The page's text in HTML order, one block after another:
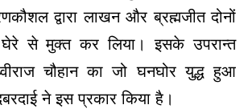
द्वारा लाखन और ब्रह्मजीत दोनों
से मुक्त कर लिया। इसके उपरान्त
चौहान का जो घनघोर युद्ध हुआ
ने इस प्रकार किया है।